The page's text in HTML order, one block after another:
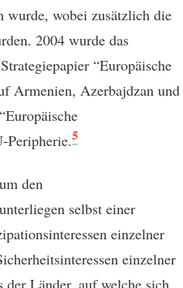
wurde, wobei zusätzlich die
2004 wurde das
“Europäische
Armenien, Azerbajdzan und
Peripherie.5
den
selbst einer
einzelner
einzelner
Länder, auf welche sich